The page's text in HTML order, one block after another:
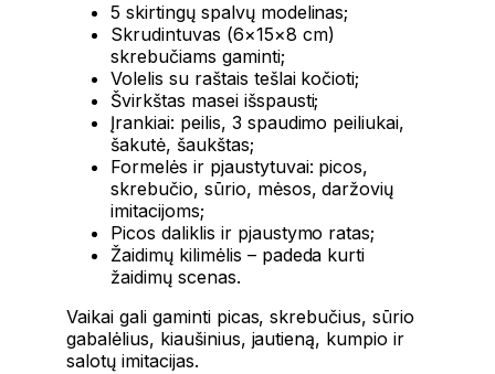
5 skirtingų spalvų modelinas;
Skrudintuvas (6×15×8 cm)
skrebučiams gaminti;
Volelis su raštais tešlai kočioti;
Švirkštas masei išspausti;
Įrankiai: peilis, 3 spaudimo peiliukai,
šakutė, šaukštas;
Formelės ir pjaustytuvai: picos,
skrebučio, sūrio, mėsos, daržovių
imitacijoms;
Picos daliklis ir pjaustymo ratas;
Žaidimų kilimėlis – padeda kurti
žaidimų scenas.
Vaikai gali gaminti picas, skrebučius, sūrio
gabalėlius, kiaušinius, jautieną, kumpio ir
salotų imitacijas.